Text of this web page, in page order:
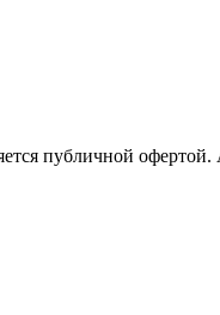
публичной